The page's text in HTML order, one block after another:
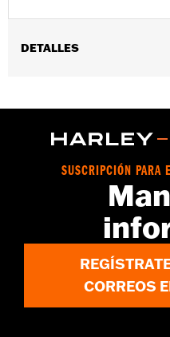
DETALLES
SUSCRIPCIÓN PARA
CORREOS